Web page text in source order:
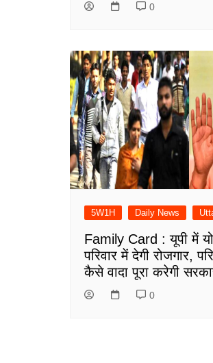
0
5W1H Daily News
Family Card : यूपी में
परिवार में देगी रोजगार,
कैसे वादा पूरा करेगी
0